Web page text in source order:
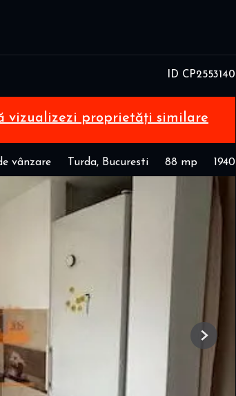
ID CP2553140
vizualizezi proprietăți similare
vânzare Turda, Bucuresti 88 mp 1940
Next